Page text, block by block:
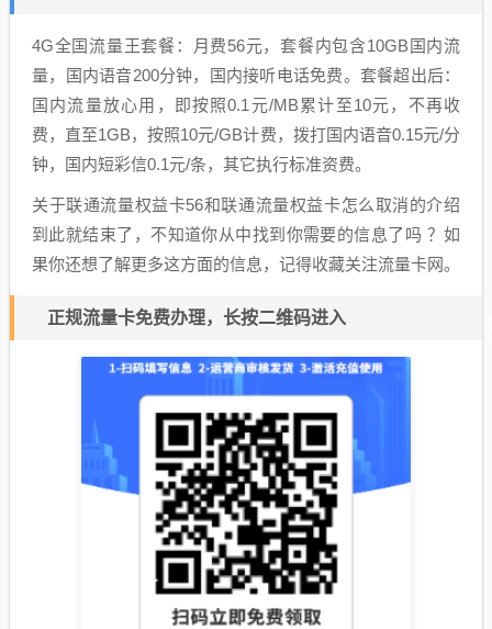
4G全国流量王套餐：月费56元，套餐内包含10GB国内流
量，国内语音200分钟，国内接听电话免费。套餐超出后：
国内流量放心用，即按照0.1元/MB累计至10元，不再收
费，直至1GB，按照10元/GB计费，拨打国内语音0.15元/分
钟，国内短彩信0.1元/条，其它执行标准资费。
关于联通流量权益卡56和联通流量权益卡怎么取消的介绍
到此就结束了，不知道你从中找到你需要的信息了吗 ？如
果你还想了解更多这方面的信息，记得收藏关注流量卡网。
正规流量卡免费办理，长按二维码进入